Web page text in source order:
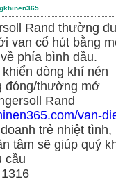
Rand thường
van cổ hút bằng
phía bình dầu.
dòng khí nén
đóng/thường mở
Rand
van-
trẻ nhiệt
tâm sẽ giúp quý
cầu